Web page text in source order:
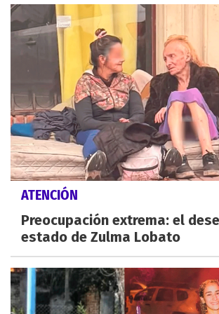
ATENCIÓN
Preocupación extrema: el
estado de Zulma Lobato